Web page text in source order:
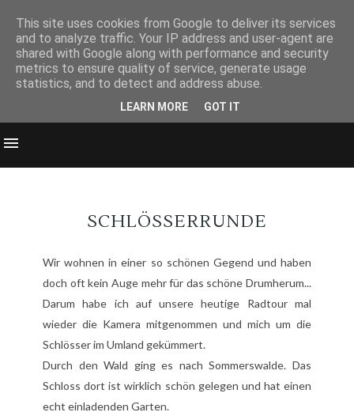
SCHLÖSSERRUNDE
Wir wohnen in einer so schönen Gegend und haben
doch oft kein Auge mehr für das schöne Drumherum...
Darum habe ich auf unsere heutige Radtour mal
wieder die Kamera mitgenommen und mich um die
Schlösser im Umland gekümmert.
Durch den Wald ging es nach Sommerswalde. Das
Schloss dort ist wirklich schön gelegen und hat einen
echt einladenden Garten.
This site uses cookies from Google to deliver its services
and to analyze traffic. Your IP address and user-agent are
shared with Google along with performance and security
metrics to ensure quality of service, generate usage
statistics, and to detect and address abuse.
LEARN MORE GOT IT